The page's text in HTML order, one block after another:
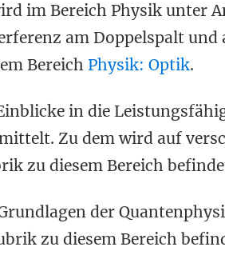
im Bereich Physik unter
am Doppelspalt
Bereich Physik: Optik.
in die
Zu dem wird auf
zu diesem Bereich
der
zu diesem Bereich